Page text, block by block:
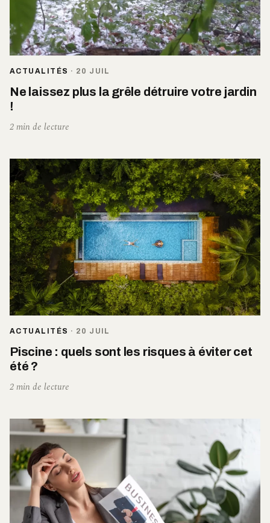
ACTUALITÉS · 20 JUIL
Ne laissez plus la grêle détruire votre jardin
!
2 min de lecture
ACTUALITÉS · 20 JUIL
Piscine : quels sont les risques à éviter cet
été ?
2 min de lecture